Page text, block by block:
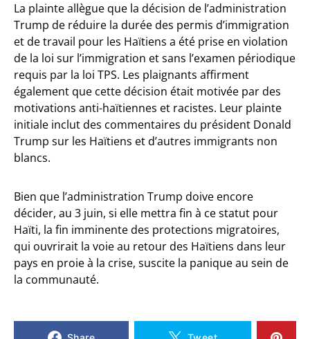
La plainte allègue que la décision de l’administration
Trump de réduire la durée des permis d’immigration
et de travail pour les Haïtiens a été prise en violation
de la loi sur l’immigration et sans l’examen périodique
requis par la loi TPS. Les plaignants affirment
également que cette décision était motivée par des
motivations anti-haïtiennes et racistes. Leur plainte
initiale inclut des commentaires du président Donald
Trump sur les Haïtiens et d’autres immigrants non
blancs.
Bien que l’administration Trump doive encore
décider, au 3 juin, si elle mettra fin à ce statut pour
Haïti, la fin imminente des protections migratoires,
qui ouvrirait la voie au retour des Haïtiens dans leur
pays en proie à la crise, suscite la panique au sein de
la communauté.